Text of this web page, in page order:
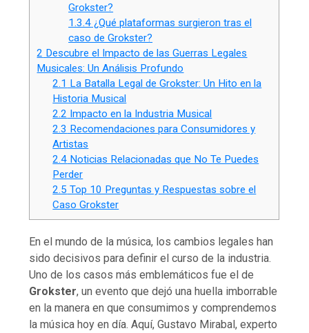
Grokster?
1.3.4 ¿Qué plataformas surgieron tras el
caso de Grokster?
2 Descubre el Impacto de las Guerras Legales
Musicales: Un Análisis Profundo
2.1 La Batalla Legal de Grokster: Un Hito en la
Historia Musical
2.2 Impacto en la Industria Musical
2.3 Recomendaciones para Consumidores y
Artistas
2.4 Noticias Relacionadas que No Te Puedes
Perder
2.5 Top 10 Preguntas y Respuestas sobre el
Caso Grokster
En el mundo de la música, los cambios legales han
sido decisivos para definir el curso de la industria.
Uno de los casos más emblemáticos fue el de
Grokster, un evento que dejó una huella imborrable
en la manera en que consumimos y comprendemos
la música hoy en día. Aquí, Gustavo Mirabal, experto